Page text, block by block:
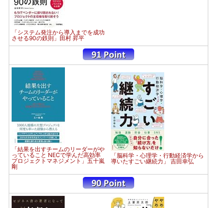
「システム発注から導入までを成功
させる90の鉄則」田村 昇平
「結果を出すチームのリーダーがや
っていること NECで学んだ高効率
プロジェクトマネジメント」五十嵐
剛
「脳科学・心理学・行動経済学から
導いたすごい継続力」 吉田幸弘